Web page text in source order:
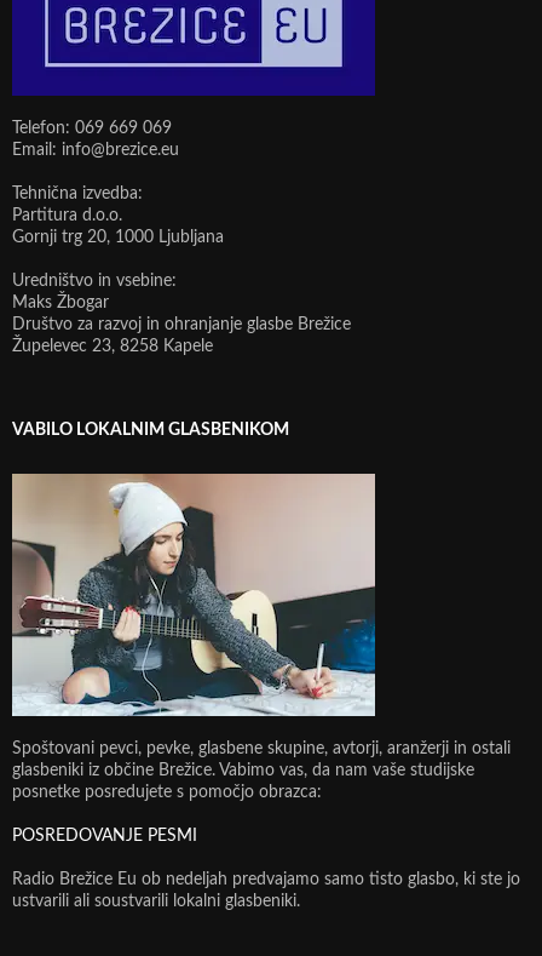
Telefon: 069 669 069
Email: info@brezice.eu
Tehnična izvedba:
Partitura d.o.o.
Gornji trg 20, 1000 Ljubljana
Uredništvo in vsebine:
Maks Žbogar
Društvo za razvoj in ohranjanje glasbe Brežice
Župelevec 23, 8258 Kapele
VABILO LOKALNIM GLASBENIKOM
Spoštovani pevci, pevke, glasbene skupine, avtorji, aranžerji in ostali
glasbeniki iz občine Brežice. Vabimo vas, da nam vaše studijske
posnetke posredujete s pomočjo obrazca:
POSREDOVANJE PESMI
Radio Brežice Eu ob nedeljah predvajamo samo tisto glasbo, ki ste jo
ustvarili ali soustvarili lokalni glasbeniki.